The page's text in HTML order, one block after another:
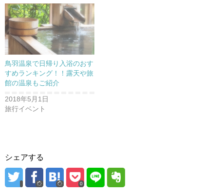
ン
ド
ウ
で
開
き
ま
す
)
鳥羽温泉で日帰り入浴のおす
すめランキング！！露天や旅
館の温泉もご紹介
2018年5月1日
旅行イベント
シェアする
0